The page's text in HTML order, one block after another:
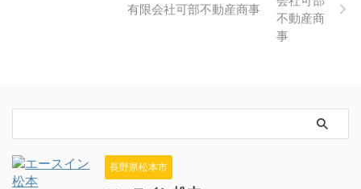
有限会社可部不動産商事
長野県松本市